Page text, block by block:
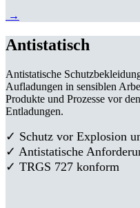
→
Antistatisch
Antistatische
Aufladungen in sensiblen
Produkte und Prozesse vor
Entladungen.
✓ Schutz vor Explosion
✓ Antistatische
✓ TRGS 727 konform